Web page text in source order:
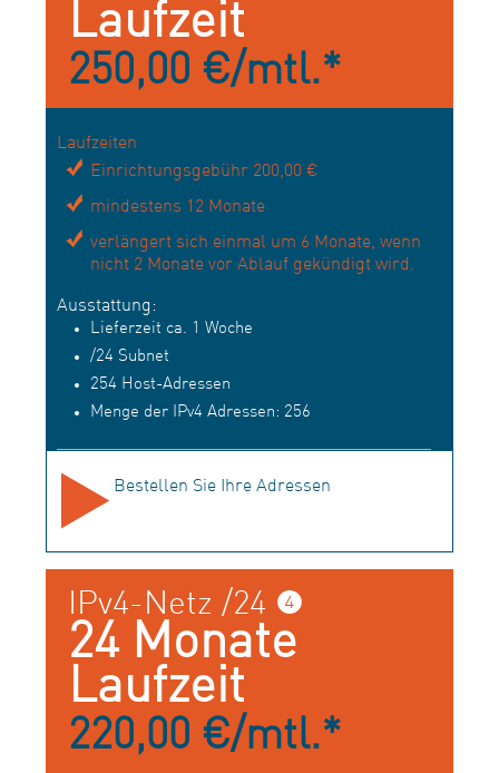
Laufzeit
250,00 €/mtl.*
Laufzeiten
Einrichtungsgebühr 200,00 €
mindestens 12 Monate
verlängert sich einmal um 6 Monate, wenn
nicht 2 Monate vor Ablauf gekündigt wird.
Ausstattung:
Lieferzeit ca. 1 Woche
/24 Subnet
254 Host-Adressen
Menge der IPv4 Adressen: 256
Bestellen Sie Ihre Adressen
IPv4-Netz /24 ❹
24 Monate
Laufzeit
220,00 €/mtl.*